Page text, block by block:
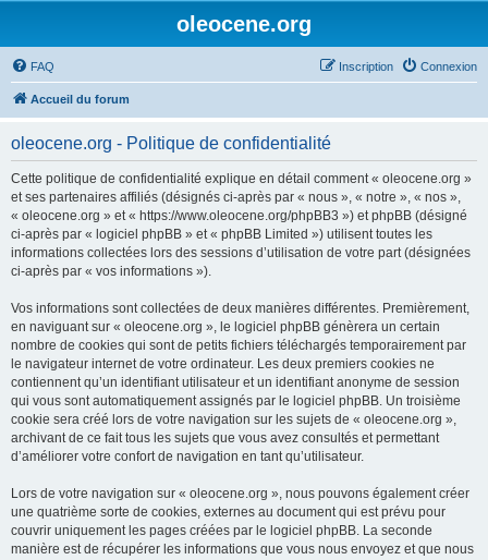
oleocene.org
FAQ Connexion
Inscription
Accueil du forum
oleocene.org - Politique de confidentialité
Cette politique de confidentialité explique en détail comment « oleocene.org »
et ses partenaires affiliés (désignés ci-après par « nous », « notre », « nos »,
« oleocene.org » et « https://www.oleocene.org/phpBB3 ») et phpBB (désigné
ci-après par « logiciel phpBB » et « phpBB Limited ») utilisent toutes les
informations collectées lors des sessions d’utilisation de votre part (désignées
ci-après par « vos informations »).
Vos informations sont collectées de deux manières différentes. Premièrement,
en naviguant sur « oleocene.org », le logiciel phpBB génèrera un certain
nombre de cookies qui sont de petits fichiers téléchargés temporairement par
le navigateur internet de votre ordinateur. Les deux premiers cookies ne
contiennent qu’un identifiant utilisateur et un identifiant anonyme de session
qui vous sont automatiquement assignés par le logiciel phpBB. Un troisième
cookie sera créé lors de votre navigation sur les sujets de « oleocene.org »,
archivant de ce fait tous les sujets que vous avez consultés et permettant
d’améliorer votre confort de navigation en tant qu’utilisateur.
Lors de votre navigation sur « oleocene.org », nous pouvons également créer
une quatrième sorte de cookies, externes au document qui est prévu pour
couvrir uniquement les pages créées par le logiciel phpBB. La seconde
manière est de récupérer les informations que vous nous envoyez et que nous